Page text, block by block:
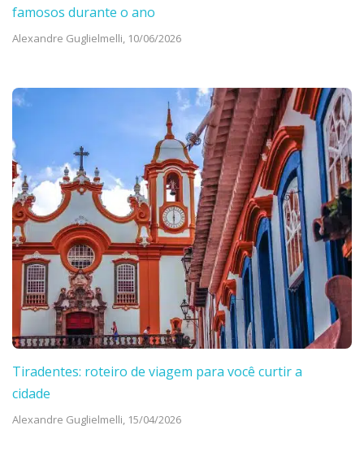
famosos durante o ano
Alexandre Guglielmelli, 10/06/2026
Tiradentes: roteiro de viagem para você curtir a
cidade
Alexandre Guglielmelli, 15/04/2026